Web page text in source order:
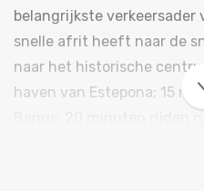
belangrijkste verkeersader
snelle afrit heeft naar de
naar het historische
haven van Estepona; 15